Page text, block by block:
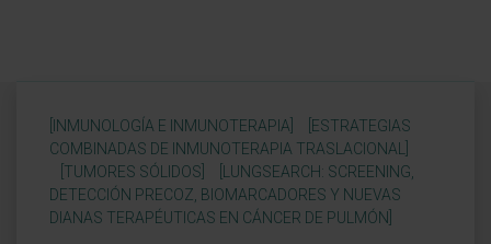
[INMUNOLOGÍA E INMUNOTERAPIA]
[ESTRATEGIAS
COMBINADAS DE INMUNOTERAPIA TRASLACIONAL]
[TUMORES SÓLIDOS]
[LUNGSEARCH: SCREENING,
DETECCIÓN PRECOZ, BIOMARCADORES Y NUEVAS
DIANAS TERAPÉUTICAS EN CÁNCER DE PULMÓN]